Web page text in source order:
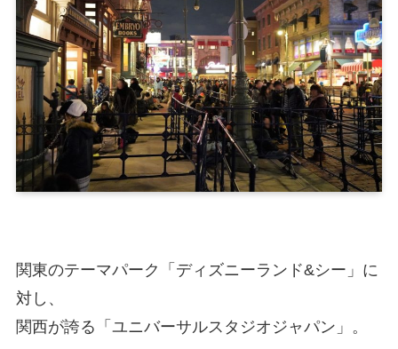
関東のテーマパーク「ディズニーランド&シー」に
対し、
関西が誇る「ユニバーサルスタジオジャパン」。